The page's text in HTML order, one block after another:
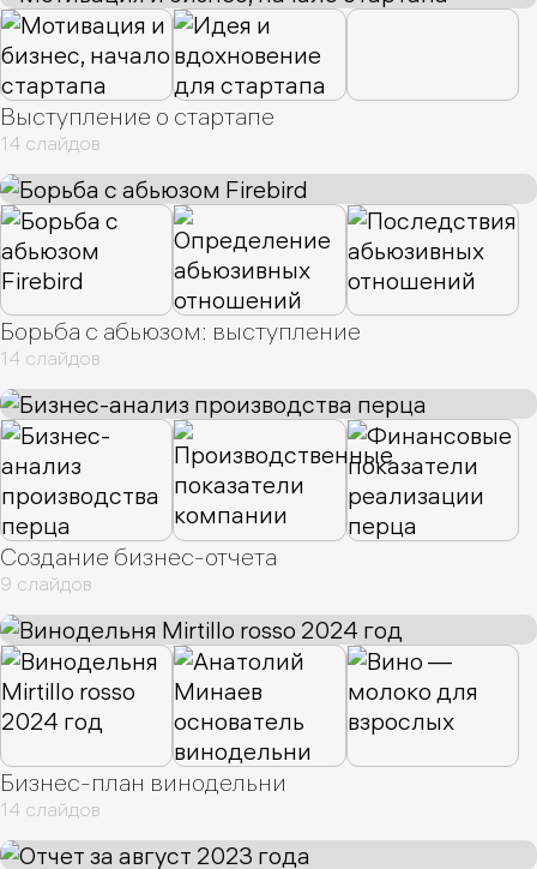
Выступление о стартапе
14 слайдов
Борьба с абьюзом: выступление
14 слайдов
Создание бизнес-отчета
9 слайдов
Бизнес-план винодельни
14 слайдов